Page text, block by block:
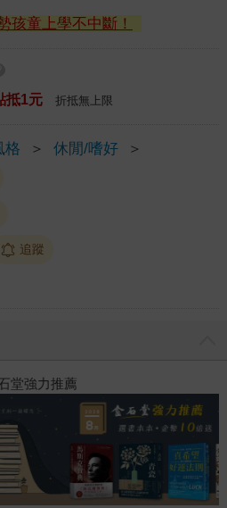
孩童上學不中斷！
抵1元 折抵無上限
格 ＞ 休閒/嗜好
＞
追蹤
榜